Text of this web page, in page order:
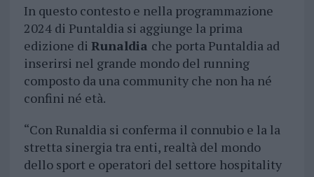
In questo contesto e nella programmazione
2024 di Puntaldia si aggiunge la prima
edizione di Runaldia che porta Puntaldia ad
inserirsi nel grande mondo del running
composto da una community che non ha né
confini né età.
“Con Runaldia si conferma il connubio e la la
stretta sinergia tra enti, realtà del mondo
dello sport e operatori del settore hospitality